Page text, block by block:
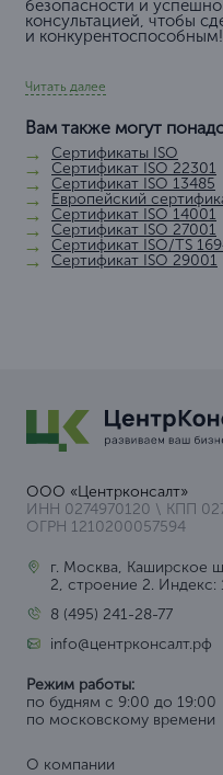
безопасности и
консультацией, чтобы
и конкурентоспособным!
Читать далее
Вам также могут
Сертификаты ISO
Сертификат ISO 22301
Сертификат ISO 13485
Европейский
Сертификат ISO 14001
Сертификат ISO 27001
Сертификат ISO/TS
Сертификат ISO 29001
ООО «Центрконсалт»
ИНН 0274970120 \ КПП
ОГРН 1210200057594
г. Москва, Каширское
2, строение 2. Индекс:
8 (495) 241-28-77
info@центрконсалт.рф
Режим работы:
по будням с 9:00 до 19:00
по московскому времени
О компании